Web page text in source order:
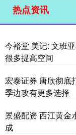
热点资讯
今裕堂 美记: 文班
很多提高空间
宏泰证券 唐欣彻底
季边攻有更多选择
景盛配资 西江黄金
成